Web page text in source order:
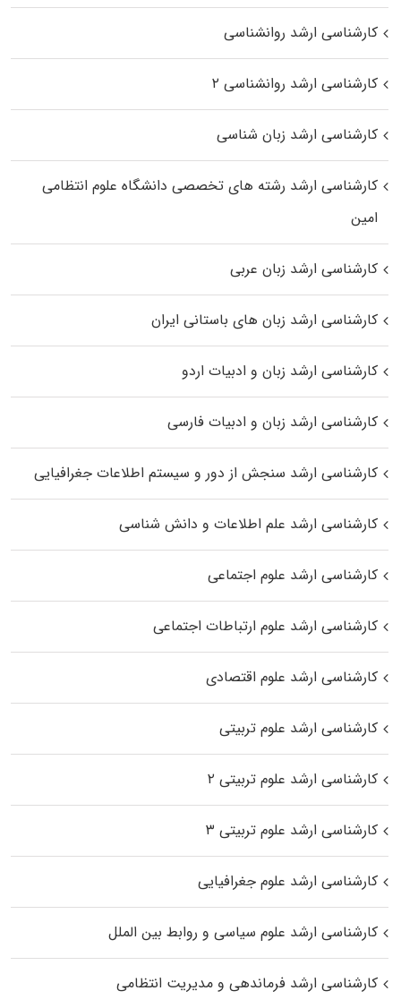
کارشناسی ارشد روانشناسی
کارشناسی ارشد روانشناسی ۲
کارشناسی ارشد زبان شناسی
کارشناسی ارشد رﺷﺘﻪ ﻫﺎی تخصصی داﻧﺸﮕﺎه ﻋﻠﻮم انتظامی
اﻣﻴﻦ
کارشناسی ارشد زبان عربی
کارشناسی ارشد زبان‌ های باستانی ایران
کارشناسی ارشد زبان و ادبیات اردو
کارشناسی ارشد زبان و ادبیات فارسی
کارشناسی ارشد سنجش از دور و سیستم اطلاعات جغرافیایی
کارشناسی ارشد علم اطلاعات و دانش شناسی
کارشناسی ارشد علوم اجتماعی
کارشناسی ارشد علوم ارتباطات اجتماعی
کارشناسی ارشد علوم اقتصادی
کارشناسی ارشد علوم تربیتی
کارشناسی ارشد علوم تربیتی ۲
کارشناسی ارشد علوم تربیتی ۳
کارشناسی ارشد علوم جغرافیایی
کارشناسی ارشد علوم سیاسی و روابط بین الملل
کارشناسی ارشد فرماندهی و مدیریت انتظامی